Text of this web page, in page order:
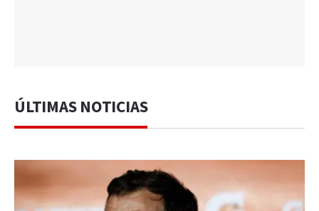
ÚLTIMAS NOTICIAS